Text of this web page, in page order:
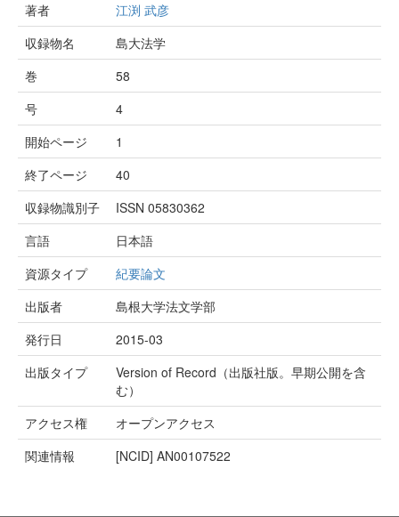
著者
江渕 武彦
収録物名
島大法学
巻
58
号
4
開始ページ
1
終了ページ
40
収録物識別子
ISSN 05830362
言語
日本語
資源タイプ
紀要論文
出版者
島根大学法文学部
発行日
2015-03
出版タイプ
Version of Record（出版社版。早期公開を含
む）
アクセス権
オープンアクセス
関連情報
[NCID] AN00107522